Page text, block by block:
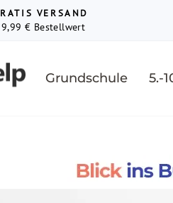
öffnenVERSAND
€ Bestellwert
Grundschule 5.-